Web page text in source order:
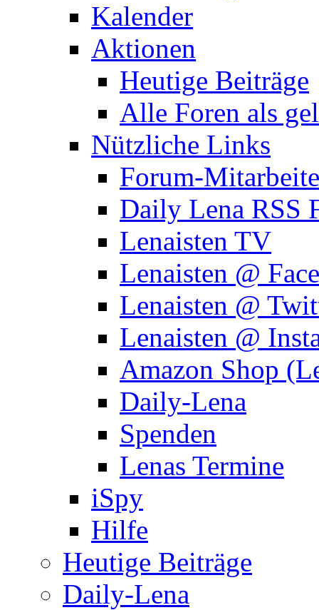
Kalender
Aktionen
Heutige Beiträge
Alle Foren als
Nützliche Links
Forum-
Daily Lena RSS
Lenaisten TV
Lenaisten @
Lenaisten @
Lenaisten @
Amazon Shop
Daily-Lena
Spenden
Lenas Termine
iSpy
Hilfe
Heutige Beiträge
Daily-Lena